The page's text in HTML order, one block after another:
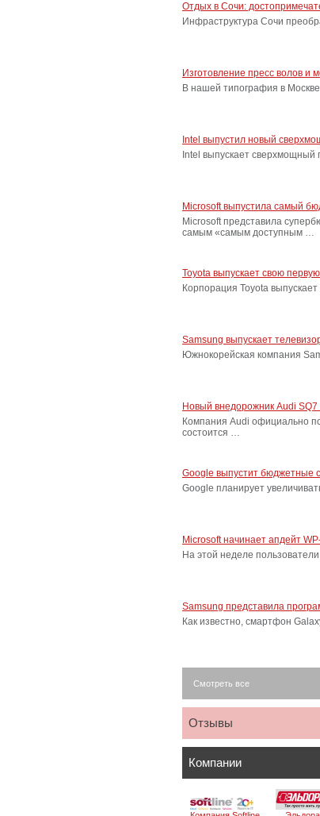
Отдых в Сочи:
Инфраструктура Сочи
Изготовление пресс волов и
В нашей типография в
Intel выпустил новый
Intel выпускает сверхмощный
Microsoft выпустила самый
Microsoft представила
самым «самым доступным …
Toyota выпускает свою
Корпорация Toyota
Samsung выпускает
Южнокорейская компания
Новый внедорожник Audi SQ7
Компания Audi официально
состоится …
Google выпустит бюджетные
Google планирует
Microsoft начинает апдейт
На этой неделе
Samsung представила
Как известно, смартфон
Смотреть все
Отзывы
Компании